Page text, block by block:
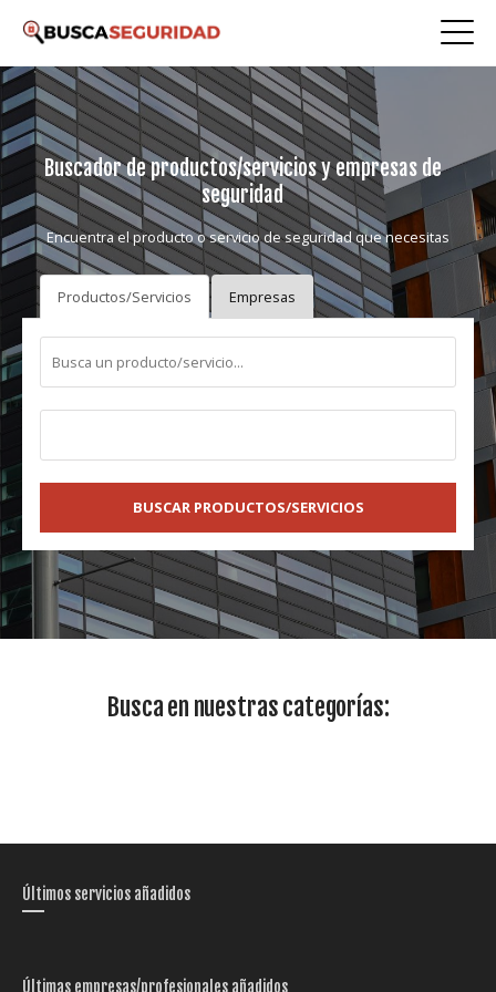
Buscador de productos/servicios y empresas de
seguridad
Encuentra el producto o servicio de seguridad que necesitas
Productos/Servicios Empresas
BUSCAR PRODUCTOS/SERVICIOS
Busca en nuestras categorías:
Últimos servicios añadidos
Últimas empresas/profesionales añadidos